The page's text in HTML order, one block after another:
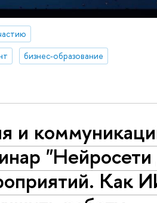
бизнес-образование
и
"Нейросети
Как